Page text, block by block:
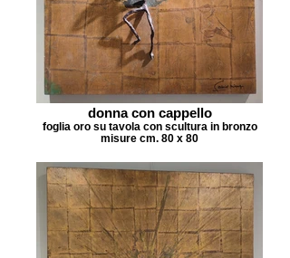
donna con cappello
foglia oro su tavola con scultura in bronzo
misure cm. 80 x 80